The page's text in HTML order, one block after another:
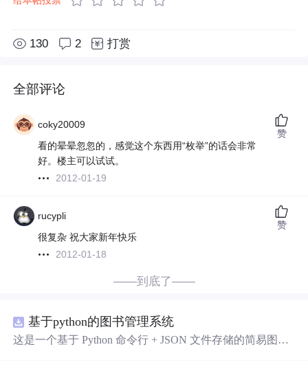
130 2 打赏
全部评论
coky20009
看的晕晕忽忽的，感觉这个东西用“枚举”的话会非常
好。楼主可以试试。
2012-01-19
赞
rucypli
很复杂 祝大家新年快乐
2012-01-18
赞
——到底了——
基于python的图书管理系统
这是一个基于 Python 命令行 + JSON 文件存储的简易图书